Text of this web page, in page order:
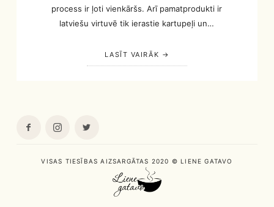
process ir ļoti vienkāršs. Arī pamatprodukti ir
latviešu virtuvē tik ierastie kartupeļi un…
LASĪT VAIRĀK
VISAS TIESĪBAS AIZSARGĀTAS 2020 © LIENE GATAVO